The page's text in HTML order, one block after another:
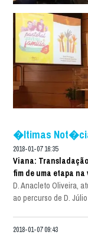
�ltimas
2018-01-07 16:35
Viana:
fim de uma etapa
D. Anacleto Oliveira,
ao percurso de D.
2018-01-07 09:43